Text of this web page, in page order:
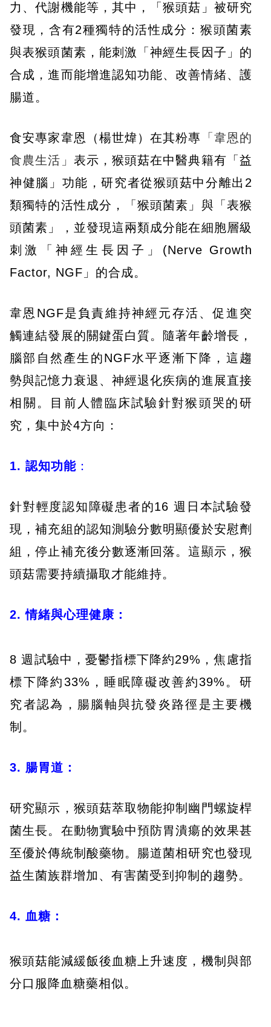
力、代謝機能等，其中，「猴頭菇」被研究
發現，含有2種獨特的活性成分：猴頭菌素
與表猴頭菌素，能刺激「神經生長因子」的
合成，進而能增進認知功能、改善情緒、護
腸道。
食安專家韋恩（楊世煒）在其粉專 「韋恩的
食農生活」 表示，猴頭菇在中醫典籍有「益
神健腦」功能，研究者從猴頭菇中分離出2
類獨特的活性成分，「猴頭菌素」與「表猴
頭菌素」，並發現這兩類成分能在細胞層級
刺激「神經生長因子」(Nerve Growth
Factor, NGF」的合成。
韋恩NGF是負責維持神經元存活、促進突
觸連結發展的關鍵蛋白質。隨著年齡增長，
腦部自然產生的NGF水平逐漸下降，這趨
勢與記憶力衰退、神經退化疾病的進展直接
相關。目前人體臨床試驗針對猴頭哭的研
究，集中於4方向：
1. 認知功能 ：
針對輕度認知障礙患者的16 週日本試驗發
現，補充組的認知測驗分數明顯優於安慰劑
組，停止補充後分數逐漸回落。這顯示，猴
頭菇需要持續攝取才能維持。
2. 情緒與心理健康：
8 週試驗中，憂鬱指標下降約29%，焦慮指
標下降約33%，睡眠障礙改善約39%。研
究者認為，腸腦軸與抗發炎路徑是主要機
制。
3. 腸胃道：
研究顯示，猴頭菇萃取物能抑制幽門螺旋桿
菌生長。在動物實驗中預防胃潰瘍的效果甚
至優於傳統制酸藥物。腸道菌相研究也發現
益生菌族群增加、有害菌受到抑制的趨勢。
4. 血糖：
猴頭菇能減緩飯後血糖上升速度，機制與部
分口服降血糖藥相似。